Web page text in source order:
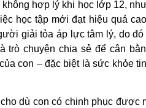
hợp lý khi học lớp 12,
học tập mới đạt hiệu quả
giải tỏa áp lực tâm lý, do đó
trò chuyện chia sẻ để cân
con – đặc biệt là sức khỏe
dù con có chinh phục được